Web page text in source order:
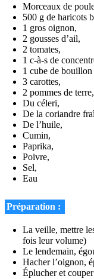
Morceaux de
500 g de haricots
1 gros oignon,
2 gousses d’ail,
2 tomates,
1 c-à-s de
1 cube de
3 carottes,
2 pommes de terre,
Du céleri,
De la coriandre
De l’huile,
Cumin,
Paprika,
Poivre,
Sel,
Eau
Préparation :
La veille, mettre
fois leur volume)
Le lendemain,
Hacher l’oignon,
Éplucher et